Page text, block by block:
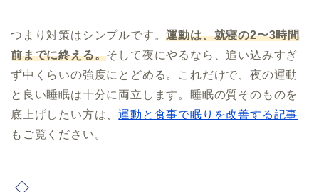
つまり対策はシンプルです。運動は、就寝の2〜3時間
前までに終える。そして夜にやるなら、追い込みすぎ
ず中くらいの強度にとどめる。これだけで、夜の運動
と良い睡眠は十分に両立します。睡眠の質そのものを
底上げしたい方は、運動と食事で眠りを改善する記事
もご覧ください。